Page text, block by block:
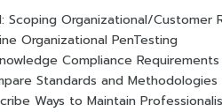
Scoping Organizational/Customer
Organizational PenTesting
Compliance Requirements
Standards and Methodologies
Ways to Maintain